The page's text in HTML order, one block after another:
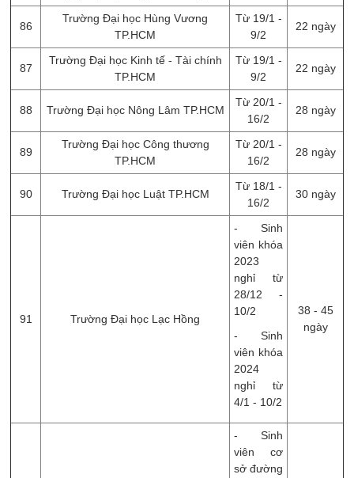
86
Trường Đại học Hùng Vương
TP.HCM
Từ 19/1 -
9/2
22 ngày
87
Trường Đại học Kinh tế - Tài chính
TP.HCM
Từ 19/1 -
9/2
22 ngày
88 Trường Đại học Nông Lâm TP.HCM
Từ 20/1 -
16/2
28 ngày
89
Trường Đại học Công thương
TP.HCM
Từ 20/1 -
16/2
28 ngày
90 Trường Đại học Luật TP.HCM
Từ 18/1 -
16/2
30 ngày
91 Trường Đại học Lạc Hồng
- Sinh
viên khóa
2023
nghỉ từ
28/12 -
10/2
- Sinh
viên khóa
2024
nghỉ từ
4/1 - 10/2
38 - 45
ngày
- Sinh
viên cơ
sở đường